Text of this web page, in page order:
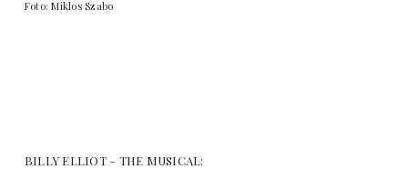
Foto: Miklos Szabo
BILLY ELLIOT – THE MUSICAL: